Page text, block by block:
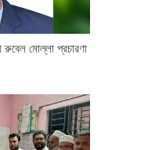
রুবেল মোল্লা প্রচারণা